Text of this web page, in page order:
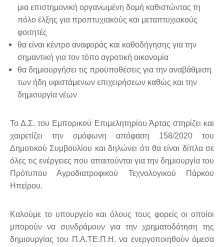
μια επιστημονική οργανωμένη δομή καθιστώντας τη
πόλο έλξης για προπτυχιακούς και μεταπτυχιακούς
φοιτητές
θα είναι κέντρο αναφοράς και καθοδήγησης για την
σημαντική για τον τόπο αγροτική οικονομία
θα δημιουργήσει τις προϋποθέσεις για την αναβάθμιση
των ήδη υφιστάμενων επιχειρήσεων καθώς και την
δημιουργία νέων
Το Δ.Σ. του Εμπορικού Επιμελητηρίου Άρτας στηρίζει και
χαιρετίζει την ομόφωνη απόφαση 158/2020 του
Δημοτικού Συμβουλίου και δηλώνει ότι θα είναι δίπλα σε
όλες τις ενέργειες που απαιτούνται για την δημιουργία του
Πρότυπου Αγροδιατροφικού Τεχνολογικού Πάρκου
Ηπείρου.
Καλούμε το υπουργείο και όλους τους φορείς οι οποίοι
μπορούν να συνδράμουν για την χρηματοδότηση της
δημιουργίας του Π.Α.ΤΕ.Π.Η. να ενεργοποιηθούν άμεσα